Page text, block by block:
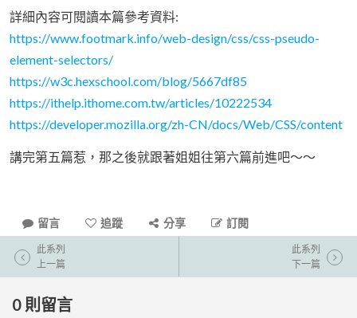
詳細內容可閱讀本篇參考資料:
https://www.footmark.info/web-design/css/css-pseudo-
element-selectors/
https://w3c.hexschool.com/blog/5667df85
https://ithelp.ithome.com.tw/articles/10222534
https://developer.mozilla.org/zh-CN/docs/Web/CSS/content
講完第五篇惹，那之後就跟著姐姐往第六篇前進吧～～
留言 追蹤 分享 訂閱
此系列
上一篇
此系列
下一篇
0 則留言